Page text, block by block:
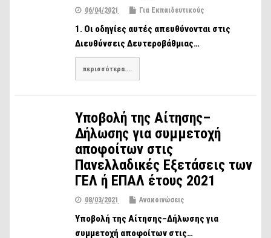
06/04/2021 Για Εκπαιδευτικούς
1. Οι οδηγίες αυτές απευθύνονται στις
Διευθύνσεις Δευτεροβάθμιας…
περισσότερα....
Υποβολή της Αίτησης–
Δήλωσης για συμμετοχή
αποφοίτων στις
Πανελλαδικές Εξετάσεις των
ΓΕΛ ή ΕΠΑΛ έτους 2021
08/03/2021 Ανακοινώσεις
Υποβολή της Αίτησης–Δήλωσης για
συμμετοχή αποφοίτων στις…